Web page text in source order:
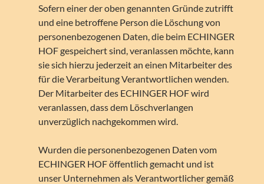
Sofern einer der oben genannten Gründe zutrifft
und eine betroffene Person die Löschung von
personenbezogenen Daten, die beim ECHINGER
HOF gespeichert sind, veranlassen möchte, kann
sie sich hierzu jederzeit an einen Mitarbeiter des
für die Verarbeitung Verantwortlichen wenden.
Der Mitarbeiter des ECHINGER HOF wird
veranlassen, dass dem Löschverlangen
unverzüglich nachgekommen wird.
Wurden die personenbezogenen Daten vom
ECHINGER HOF öffentlich gemacht und ist
unser Unternehmen als Verantwortlicher gemäß